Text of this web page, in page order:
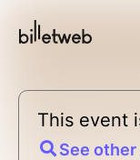
This event
See